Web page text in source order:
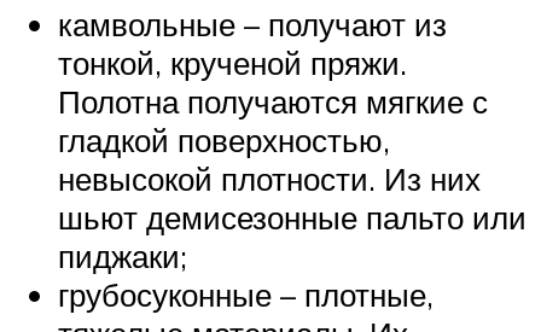
камвольные – получают из
тонкой, крученой пряжи.
Полотна получаются мягкие с
гладкой поверхностью,
невысокой плотности. Из них
шьют демисезонные пальто или
пиджаки;
грубосуконные – плотные,